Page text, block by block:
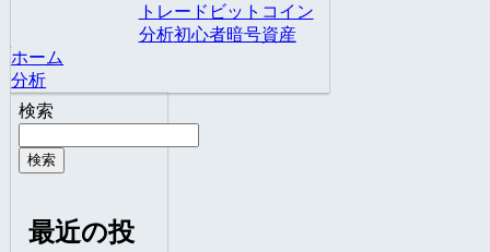
トレード ビットコイン
分析初心者暗号資産
ホーム
分析
検索
検索
最近の投